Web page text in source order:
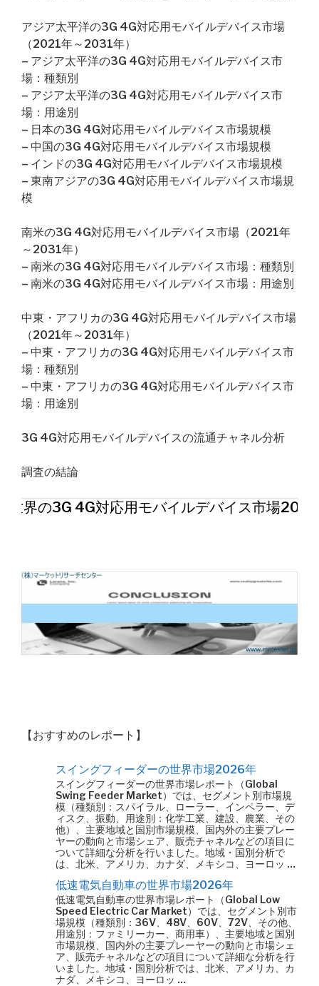
アジア太平洋の3G 4G対応用モバイルデバイス市場
（2021年～2031年）
– アジア太平洋の3G 4G対応用モバイルデバイス市
場：種類別
– アジア太平洋の3G 4G対応用モバイルデバイス市
場：用途別
– 日本の3G 4G対応用モバイルデバイス市場規模
– 中国の3G 4G対応用モバイルデバイス市場規模
– インドの3G 4G対応用モバイルデバイス市場規模
– 東南アジアの3G 4G対応用モバイルデバイス市場規
模
南米の3G 4G対応用モバイルデバイス市場（2021年
～2031年）
– 南米の3G 4G対応用モバイルデバイス市場：種類別
– 南米の3G 4G対応用モバイルデバイス市場：用途別
中東・アフリカの3G 4G対応用モバイルデバイス市場
（2021年～2031年）
– 中東・アフリカの3G 4G対応用モバイルデバイス市
場：種類別
– 中東・アフリカの3G 4G対応用モバイルデバイス市
場：用途別
3G 4G対応用モバイルデバイスの流通チャネル分析
調査の結論
世界の3G 4G対応用モバイルデバイス市場
【おすすめのレポート】
スイングフィーダーの世界市場2026年
スイングフィーダーの世界市場レポート（Global
Swing Feeder Market）では、セグメント別市場規
模（種類別：スパイラル、ローラー、インペラー、デ
ィスク、振動、用途別：化学工業、建設、農業、その
他）、主要地域と国別市場規模、国内外の主要プレー
ヤーの動向と市場シェア、販売チャネルなどの項目に
ついて詳細な分析を行いました。地域・国別分析で
は、北米、アメリカ、カナダ、メキシコ、ヨーロッ …
低速電気自動車の世界市場2026年
低速電気自動車の世界市場レポート（Global Low
Speed Electric Car Market）では、セグメント別市
場規模（種類別：36V、48V、60V、72V、その他、
用途別：ファミリーカー、商用車）、主要地域と国別
市場規模、国内外の主要プレーヤーの動向と市場シェ
ア、販売チャネルなどの項目について詳細な分析を行
いました。地域・国別分析では、北米、アメリカ、カ
ナダ、メキシコ、ヨーロッ …